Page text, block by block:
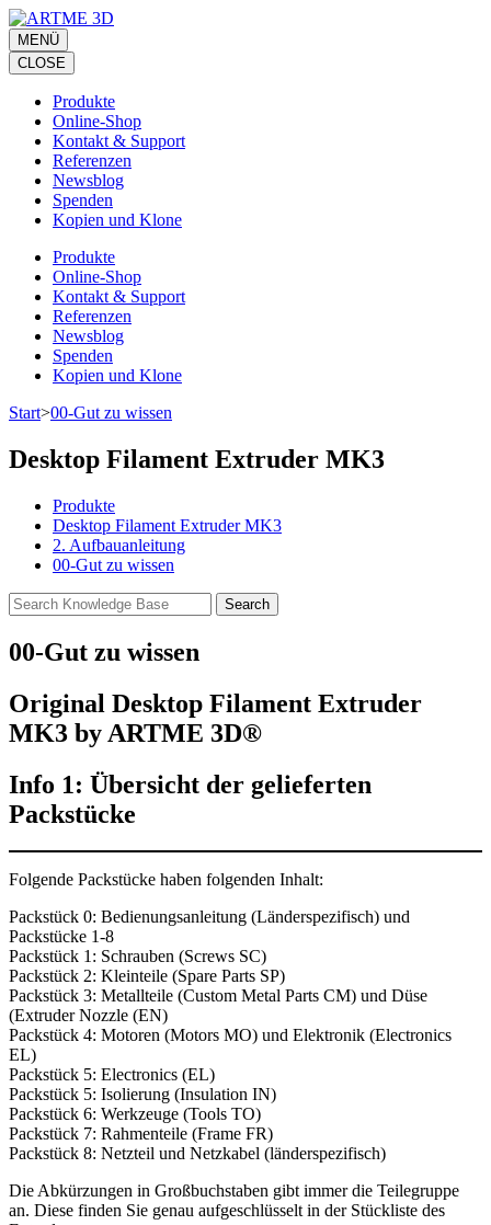
Zum
Inhalt
springen
(Eingabetaste
drücken)
MENÜ
CLOSE
Produkte
Online-Shop
Kontakt & Support
Referenzen
Newsblog
Spenden
Kopien und Klone
Produkte
Online-Shop
Kontakt & Support
Referenzen
Newsblog
Spenden
Kopien und Klone
Start>00-Gut zu wissen
Desktop Filament Extruder MK3
Produkte
Desktop Filament Extruder MK3
2. Aufbauanleitung
00-Gut zu wissen
00-Gut zu wissen
Original Desktop Filament Extruder
MK3 by ARTME 3D®
Info 1: Übersicht der gelieferten
Packstücke
Folgende Packstücke haben folgenden Inhalt:
Packstück 0: Bedienungsanleitung (Länderspezifisch) und
Packstücke 1-8
Packstück 1: Schrauben (Screws SC)
Packstück 2: Kleinteile (Spare Parts SP)
Packstück 3: Metallteile (Custom Metal Parts CM) und Düse
(Extruder Nozzle (EN)
Packstück 4: Motoren (Motors MO) und Elektronik (Electronics
EL)
Packstück 5: Electronics (EL)
Packstück 5: Isolierung (Insulation IN)
Packstück 6: Werkzeuge (Tools TO)
Packstück 7: Rahmenteile (Frame FR)
Packstück 8: Netzteil und Netzkabel (länderspezifisch)
Die Abkürzungen in Großbuchstaben gibt immer die Teilegruppe
an. Diese finden Sie genau aufgeschlüsselt in der Stückliste des